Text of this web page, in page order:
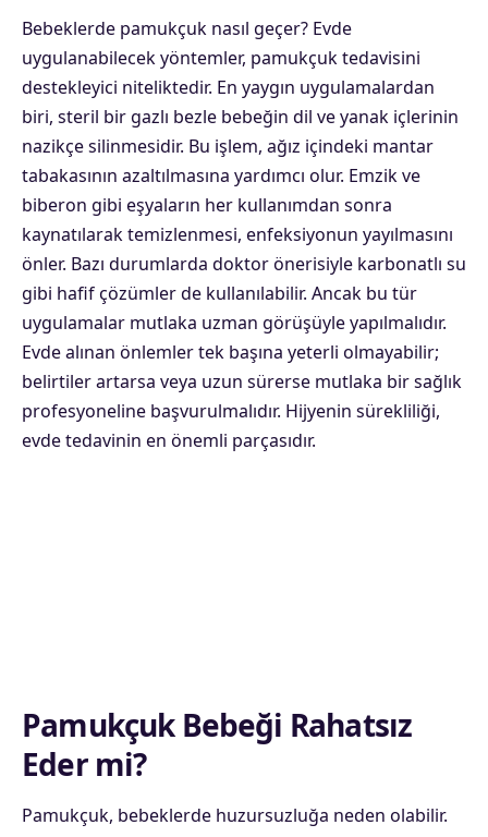
Bebeklerde pamukçuk nasıl geçer? Evde
uygulanabilecek yöntemler, pamukçuk tedavisini
destekleyici niteliktedir. En yaygın uygulamalardan
biri, steril bir gazlı bezle bebeğin dil ve yanak içlerinin
nazikçe silinmesidir. Bu işlem, ağız içindeki mantar
tabakasının azaltılmasına yardımcı olur. Emzik ve
biberon gibi eşyaların her kullanımdan sonra
kaynatılarak temizlenmesi, enfeksiyonun yayılmasını
önler. Bazı durumlarda doktor önerisiyle karbonatlı su
gibi hafif çözümler de kullanılabilir. Ancak bu tür
uygulamalar mutlaka uzman görüşüyle yapılmalıdır.
Evde alınan önlemler tek başına yeterli olmayabilir;
belirtiler artarsa veya uzun sürerse mutlaka bir sağlık
profesyoneline başvurulmalıdır. Hijyenin sürekliliği,
evde tedavinin en önemli parçasıdır.
Pamukçuk Bebeği Rahatsız
Eder mi?
Pamukçuk, bebeklerde huzursuzluğa neden olabilir.